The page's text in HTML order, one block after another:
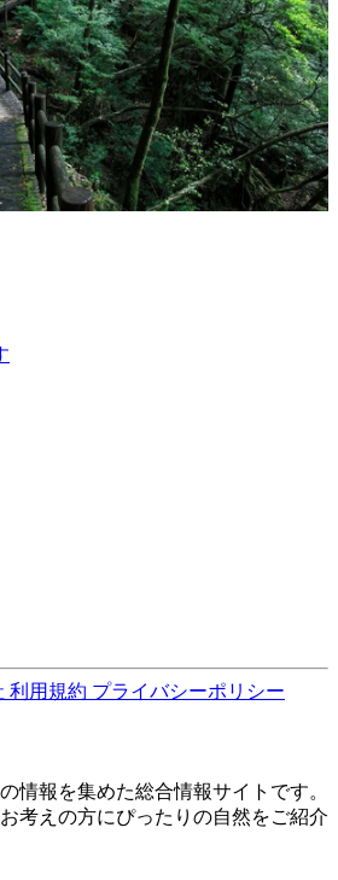
利用規約 プライバシーポリシー
情報を集めた総合情報サイトです。
考えの方にぴったりの自然をご紹介